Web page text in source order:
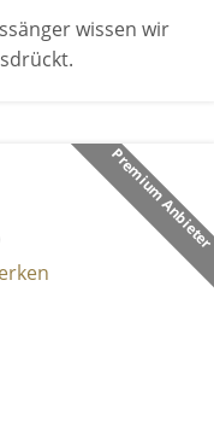
wissen wir
Premium Anbieter